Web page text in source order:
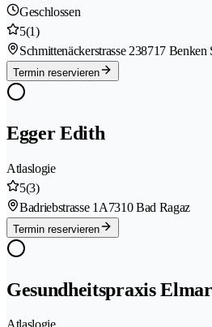
Geschlossen
5(1)
Schmittenäckerstrasse 238717 Benken
Termin reservieren
Egger Edith
Atlaslogie
5(3)
Badriebstrasse 1A7310 Bad Ragaz
Termin reservieren
Gesundheitspraxis